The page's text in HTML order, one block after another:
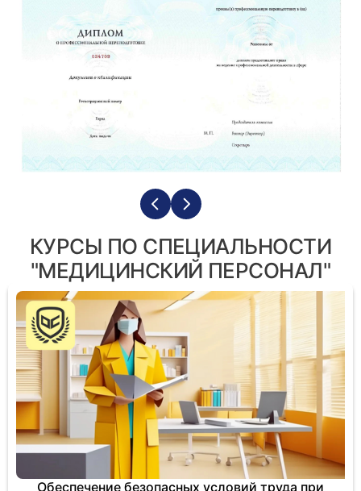
КУРСЫ ПО СПЕЦИАЛЬНОСТИ
"МЕДИЦИНСКИЙ ПЕРСОНАЛ"
Обеспечение безопасных условий труда при